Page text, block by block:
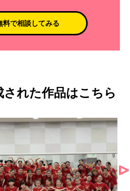
料で相談してみる
された作品はこちら